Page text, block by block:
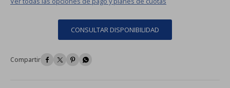
CONSULTAR DISPONIBILIDAD
   